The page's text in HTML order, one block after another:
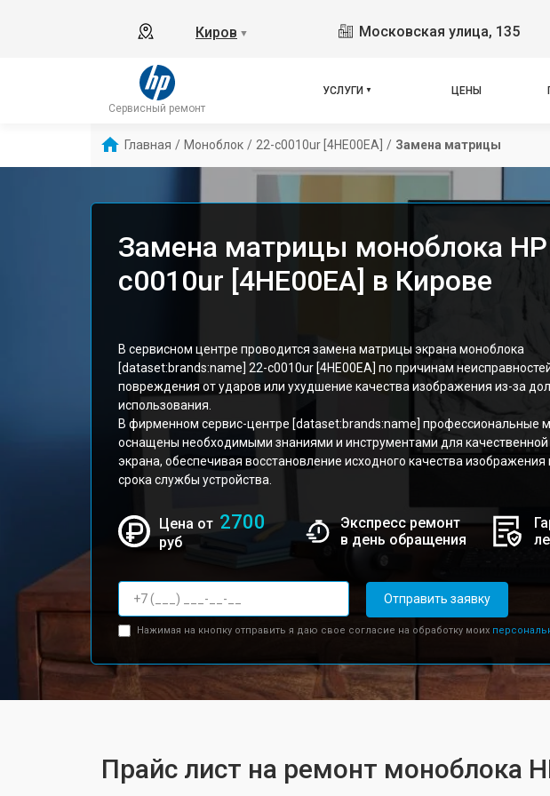
Киров ▼ Московская улица, 135
Сервисный ремонт
УСЛУГИ ЦЕНЫ
Главная / Моноблок / 22-c0010ur [4HE00EA] / Замена матрицы
Замена матрицы моноблока
c0010ur [4HE00EA] в Кирове
В сервисном центре проводится замена матрицы экрана моноблока
[dataset:brands:name] 22-c0010ur [4HE00EA] по причинам
повреждения от ударов или ухудшение качества изображения из-за
использования.
В фирменном сервис-центре [dataset:brands:name] профессиональные
оснащены необходимыми знаниями и инструментами для
экрана, обеспечивая восстановление исходного качества изображения
срока службы устройства.
Цена от 2700
руб
Экспресс ремонт
в день обращения
Отправить заявку
Нажимая на кнопку отправить я даю свое согласие на обработку моих
Прайс лист на ремонт моноблока